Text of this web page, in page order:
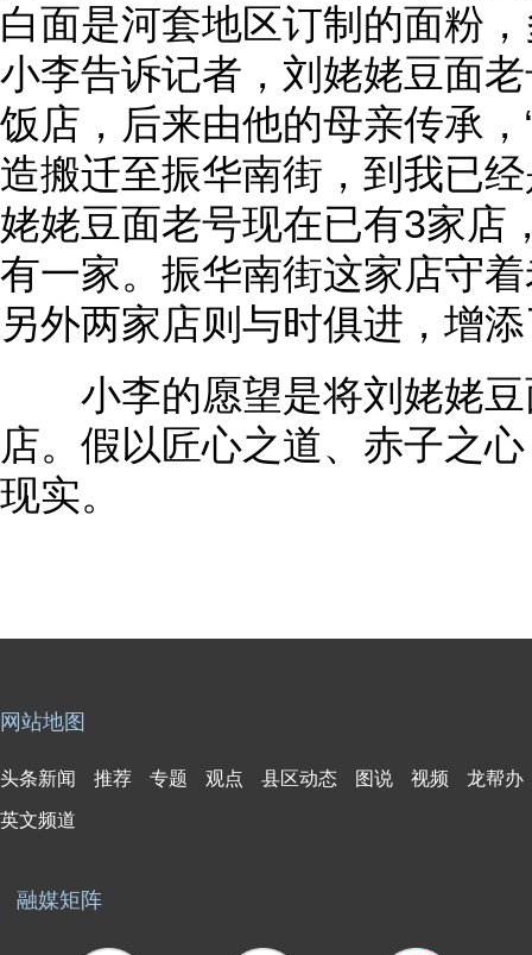
白面是河套地区订制的面粉
小李告诉记者，刘姥姥豆面
饭店，后来由他的母亲传承
造搬迁至振华南街，到我已
姥姥豆面老号现在已有3家店
有一家。振华南街这家店守
另外两家店则与时俱进，增
小李的愿望是将刘姥姥豆
店。假以匠心之道、赤子之
现实。
网站地图
头条新闻 推荐 专题 观点 县区动态 图说 视频 龙帮办
英文频道
融媒矩阵